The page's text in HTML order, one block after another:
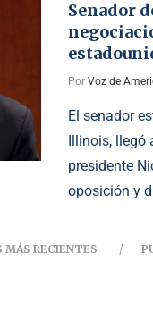
Senador
Por Voz de
El senador
Illinois, llegó
presidente
oposición y
MÁS RECIENTES